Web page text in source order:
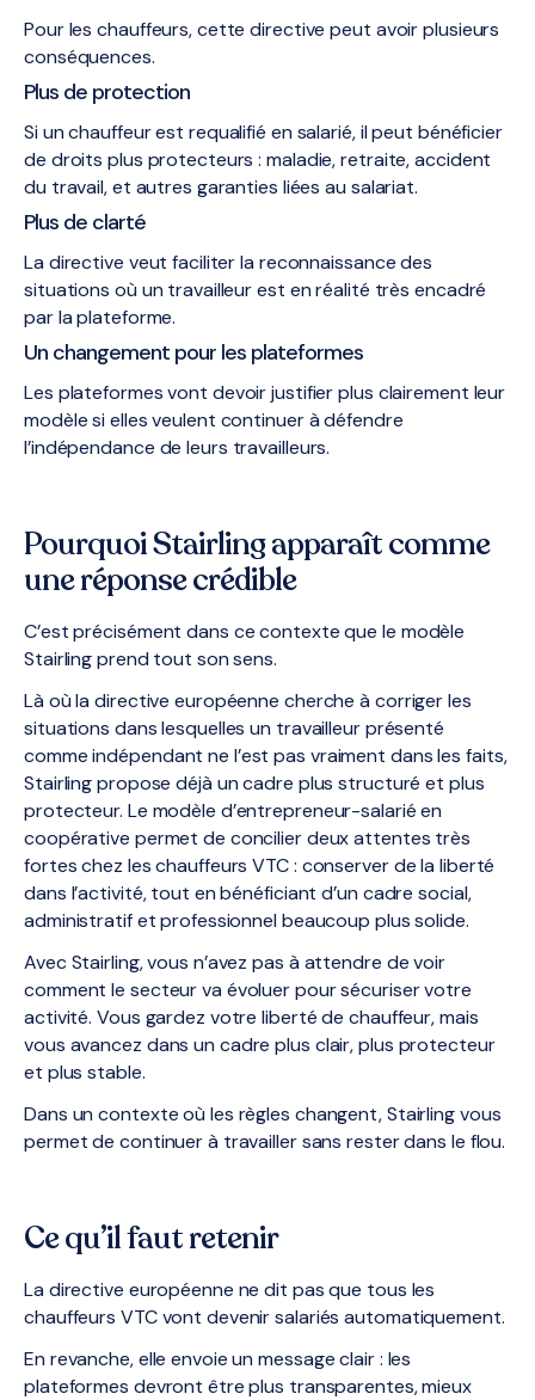
Pour les chauffeurs, cette directive peut avoir plusieurs
conséquences.
Plus de protection
Si un chauffeur est requalifié en salarié, il peut bénéficier
de droits plus protecteurs : maladie, retraite, accident
du travail, et autres garanties liées au salariat.
Plus de clarté
La directive veut faciliter la reconnaissance des
situations où un travailleur est en réalité très encadré
par la plateforme.
Un changement pour les plateformes
Les plateformes vont devoir justifier plus clairement leur
modèle si elles veulent continuer à défendre
l’indépendance de leurs travailleurs.
Pourquoi Stairling apparaît comme
une réponse crédible
C’est précisément dans ce contexte que le modèle
Stairling prend tout son sens.
Là où la directive européenne cherche à corriger les
situations dans lesquelles un travailleur présenté
comme indépendant ne l’est pas vraiment dans les faits,
Stairling propose déjà un cadre plus structuré et plus
protecteur. Le modèle d’entrepreneur-salarié en
coopérative permet de concilier deux attentes très
fortes chez les chauffeurs VTC : conserver de la liberté
dans l’activité, tout en bénéficiant d’un cadre social,
administratif et professionnel beaucoup plus solide.
Avec Stairling, vous n’avez pas à attendre de voir
comment le secteur va évoluer pour sécuriser votre
activité. Vous gardez votre liberté de chauffeur, mais
vous avancez dans un cadre plus clair, plus protecteur
et plus stable.
Dans un contexte où les règles changent, Stairling vous
permet de continuer à travailler sans rester dans le flou.
Ce qu’il faut retenir
La directive européenne ne dit pas que tous les
chauffeurs VTC vont devenir salariés automatiquement.
En revanche, elle envoie un message clair : les
plateformes devront être plus transparentes, mieux